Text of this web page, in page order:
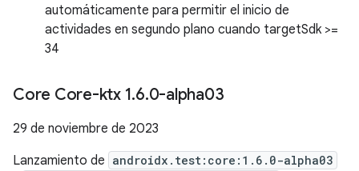
automáticamente para permitir el inicio de
actividades en segundo plano cuando targetSdk >=
34
Core Core-ktx 1.6.0-alpha03
29 de noviembre de 2023
Lanzamiento de androidx.test:core:1.6.0-alpha03